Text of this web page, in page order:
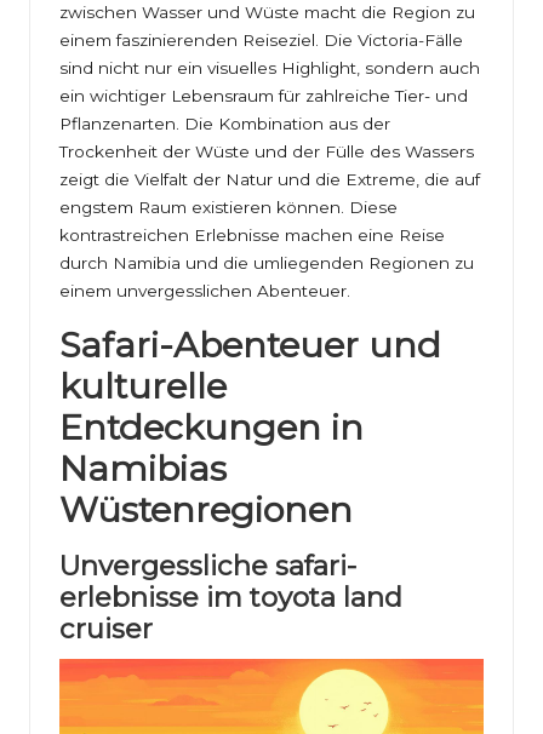
zwischen Wasser und Wüste macht die Region zu
einem faszinierenden Reiseziel. Die Victoria-Fälle
sind nicht nur ein visuelles Highlight, sondern auch
ein wichtiger Lebensraum für zahlreiche Tier- und
Pflanzenarten. Die Kombination aus der
Trockenheit der Wüste und der Fülle des Wassers
zeigt die Vielfalt der Natur und die Extreme, die auf
engstem Raum existieren können. Diese
kontrastreichen Erlebnisse machen eine Reise
durch Namibia und die umliegenden Regionen zu
einem unvergesslichen Abenteuer.
Safari-Abenteuer und
kulturelle
Entdeckungen in
Namibias
Wüstenregionen
Unvergessliche safari-
erlebnisse im toyota land
cruiser